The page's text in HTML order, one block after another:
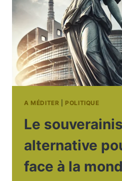
ELLE
?
A MÉDITER POLITIQUE
Le
alternative
face à la